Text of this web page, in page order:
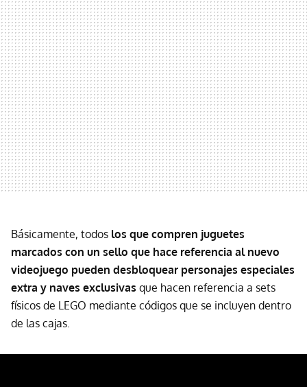
Básicamente, todos los que compren juguetes
marcados con un sello que hace referencia al nuevo
videojuego pueden desbloquear personajes especiales
extra y naves exclusivas que hacen referencia a sets
físicos de LEGO mediante códigos que se incluyen dentro
de las cajas.